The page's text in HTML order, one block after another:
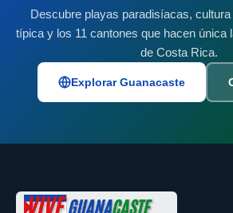
Descubre playas paradisíacas,
típica y los 11 cantones que hacen única
de Costa Rica.
Explorar Guanacaste